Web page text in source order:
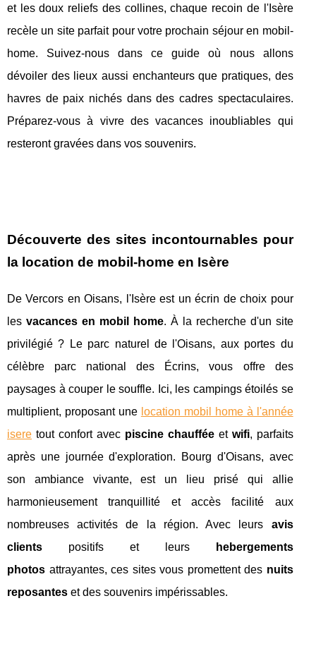
et les doux reliefs des collines, chaque recoin de l'Isère
recèle un site parfait pour votre prochain séjour en mobil-
home. Suivez-nous dans ce guide où nous allons
dévoiler des lieux aussi enchanteurs que pratiques, des
havres de paix nichés dans des cadres spectaculaires.
Préparez-vous à vivre des vacances inoubliables qui
resteront gravées dans vos souvenirs.
Découverte des sites incontournables pour
la location de mobil-home en Isère
De Vercors en Oisans, l'Isère est un écrin de choix pour
les vacances en mobil home. À la recherche d'un site
privilégié ? Le parc naturel de l'Oisans, aux portes du
célèbre parc national des Écrins, vous offre des
paysages à couper le souffle. Ici, les campings étoilés se
multiplient, proposant une location mobil home à l'année
isere tout confort avec piscine chaufféeet wifi, parfaits
après une journée d'exploration. Bourg d'Oisans, avec
son ambiance vivante, est un lieu prisé qui allie
harmonieusement tranquillité et accès facilité aux
nombreuses activités de la région. Avec leurs avis
clients positifs et leurs
hebergements
photos attrayantes, ces sites vous promettent des nuits
reposantes et des souvenirs impérissables.